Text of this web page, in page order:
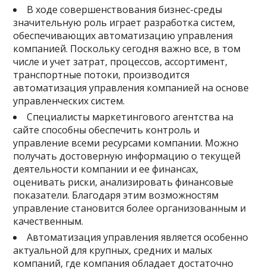
В ходе совершенствования бизнес-среды
значительную роль играет разработка систем,
обеспечивающих автоматизацию управления
компанией. Поскольку сегодня важно все, в том
числе и учет затрат, процессов, ассортимент,
транспортные потоки, производится
автоматизация управления компанией на основе
управленческих систем.
Специалисты маркетингового агентства на
сайте способны обеспечить контроль и
управление всеми ресурсами компании. Можно
получать достоверную информацию о текущей
деятельности компании и ее финансах,
оценивать риски, анализировать финансовые
показатели. Благодаря этим возможностям
управление становится более организованным и
качественным.
Автоматизация управления является особенно
актуальной для крупных, средних и малых
компаний, где компания обладает достаточно